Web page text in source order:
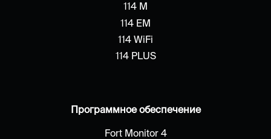
114 M
114 EM
114 WiFi
114 PLUS
Программное обеспечение
Fort Monitor 4